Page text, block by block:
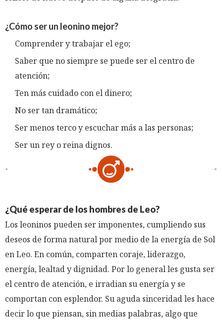
¿Cómo ser un leonino mejor?
Comprender y trabajar el ego;
Saber que no siempre se puede ser el centro de
atención;
Ten más cuidado con el dinero;
No ser tan dramático;
Ser menos terco y escuchar más a las personas;
Ser un rey o reina dignos.
¿Qué esperar de los hombres de Leo?
Los leoninos pueden ser imponentes, cumpliendo sus
deseos de forma natural por medio de la energía de Sol
en Leo. En común, comparten coraje, liderazgo,
energía, lealtad y dignidad. Por lo general les gusta ser
el centro de atención, e irradian su energía y se
comportan con esplendor. Su aguda sinceridad les hace
decir lo que piensan, sin medias palabras, algo que